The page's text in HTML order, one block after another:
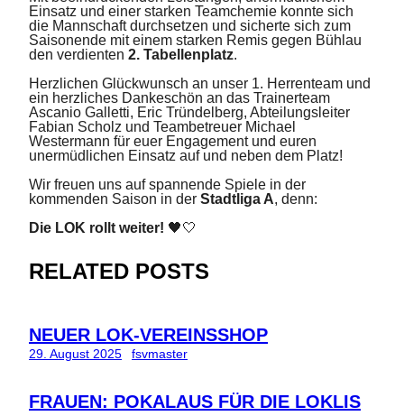
Einsatz und einer starken Teamchemie konnte sich
die Mannschaft durchsetzen und sicherte sich zum
Saisonende mit einem starken Remis gegen Bühlau
den verdienten 2. Tabellenplatz.
Herzlichen Glückwunsch an unser 1. Herrenteam und
ein herzliches Dankeschön an das Trainerteam
Ascanio Galletti, Eric Tründelberg, Abteilungsleiter
Fabian Scholz und Teambetreuer Michael
Westermann für euer Engagement und euren
unermüdlichen Einsatz auf und neben dem Platz!
Wir freuen uns auf spannende Spiele in der
kommenden Saison in der Stadtliga A, denn:
Die LOK rollt weiter! 🖤🤍
RELATED POSTS
NEUER LOK-VEREINSSHOP
29. August 2025 fsvmaster
FRAUEN: POKALAUS FÜR DIE LOKLIS